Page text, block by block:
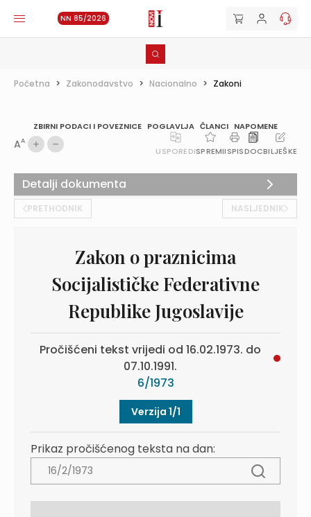
NN 85/2026
Početna > Zakonodavstvo > Nacionalno > Zakoni
ZBIRNI PODACI I POVEZNICE POGLAVLJA ČLANCI NAPOMENE
AA
USPOREDISPREMIISPISDOCBILJEŠKE
PRETHODNIK NASLJEDNIK
Zakon o praznicima
Socijalističke Federativne
Republike Jugoslavije
Pročišćeni tekst vrijedi od 16.02.1973. do
07.10.1991.
6/1973
Verzija 1/1
Prikaz pročišćenog teksta na dan:
Detalji dokumenta